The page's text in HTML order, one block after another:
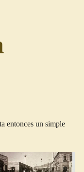
entonces un simple